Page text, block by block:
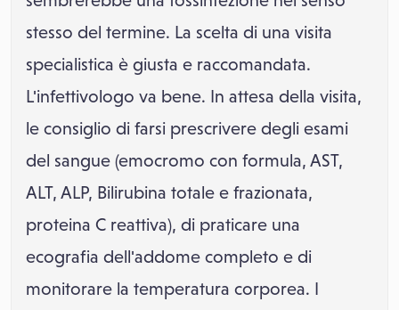
stesso del termine. La scelta di una visita
specialistica è giusta e raccomandata.
L'infettivologo va bene. In attesa della visita,
le consiglio di farsi prescrivere degli esami
del sangue (emocromo con formula, AST,
ALT, ALP, Bilirubina totale e frazionata,
proteina C reattiva), di praticare una
ecografia dell'addome completo e di
monitorare la temperatura corporea. I